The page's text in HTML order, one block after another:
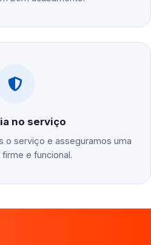
no serviço
o serviço e asseguramos uma
e funcional.